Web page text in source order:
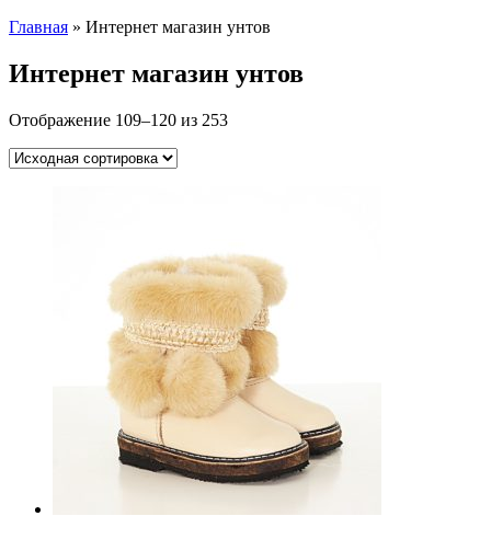
Главная » Интернет магазин унтов
Интернет магазин унтов
Отображение 109–120 из 253